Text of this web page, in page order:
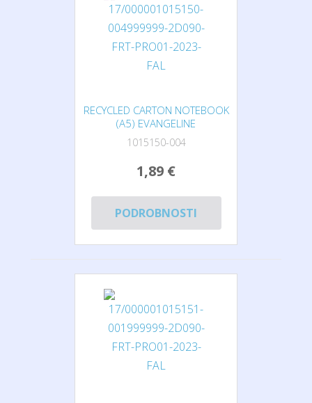
RECYCLED CARTON NOTEBOOK
(A5) EVANGELINE
1015150-004
1,89 €
PODROBNOSTI